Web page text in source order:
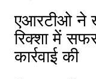
एआरटीओ ने
रिक्शा में
कार्रवाई की